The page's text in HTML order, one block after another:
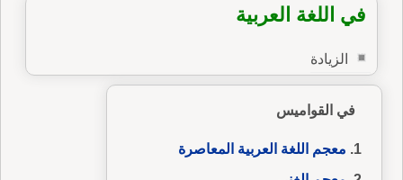
في اللغة العربية
الزيادة
في القواميس
معجم اللغة العربية المعاصرة